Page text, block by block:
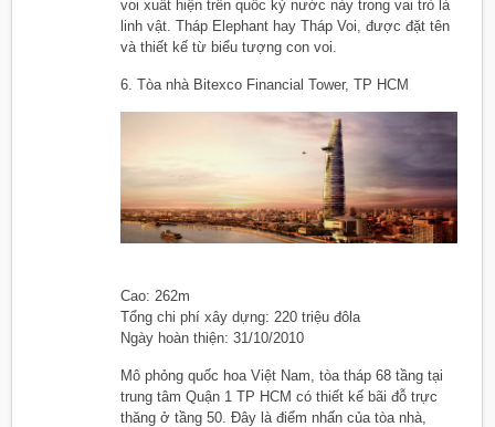
voi xuất hiện trên quốc kỳ nước này trong vai trò là
linh vật. Tháp Elephant hay Tháp Voi, được đặt tên
và thiết kế từ biểu tượng con voi.
6. Tòa nhà Bitexco Financial Tower, TP HCM
Cao: 262m
Tổng chi phí xây dựng: 220 triệu đôla
Ngày hoàn thiện: 31/10/2010
Mô phỏng quốc hoa Việt Nam, tòa tháp 68 tầng tại
trung tâm Quận 1 TP HCM có thiết kế bãi đỗ trực
thăng ở tầng 50. Đây là điểm nhấn của tòa nhà,